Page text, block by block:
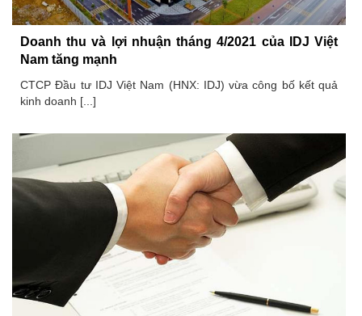
Doanh thu và lợi nhuận tháng 4/2021 của IDJ Việt
Nam tăng mạnh
CTCP Đầu tư IDJ Việt Nam (HNX: IDJ) vừa công bố kết quả
kinh doanh [...]